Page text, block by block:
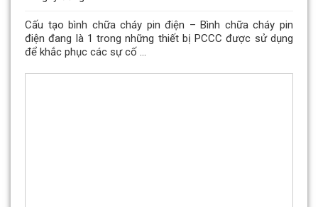
Cấu tạo bình chữa cháy pin điện – Bình chữa cháy pin
điện đang là 1 trong những thiết bị PCCC được sử dụng
để khắc phục các sự cố ...